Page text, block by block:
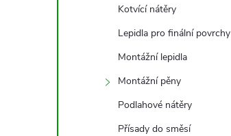
Kotvící nátěry
Lepidla pro finální povrchy
Montážní lepidla
Montážní pěny
Podlahové nátěry
Přísady do směsí